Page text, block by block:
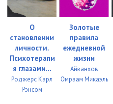
О
становлении
личности.
Психотерапи
я глазами...
Роджерс Карл
Рэнсом
Золотые
правила
ежедневной
жизни
Айванхов
Омраам Микаэль